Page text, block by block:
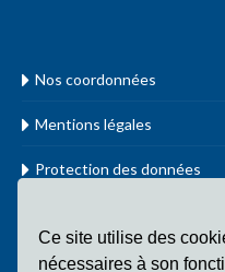
Ce site utilise des
nécessaires à son
Nos coordonnées
Mentions légales
Protection des données